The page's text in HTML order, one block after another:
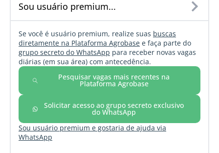
Sou usuário premium...
Se você é usuário premium, realize suas buscas
diretamente na Plataforma Agrobase e faça parte do
grupo secreto do WhatsApp para receber novas vagas
diárias (em sua área) com antecedência.
Pesquisar vagas mais recentes na
Plataforma Agrobase
Solicitar acesso ao grupo secreto exclusivo
do WhatsApp
Sou usuário premium e gostaria de ajuda via
WhatsApp